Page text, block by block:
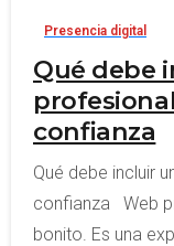
Presencia digital
Qué debe
confianza
Qué debe incluir
confianza Web
bonito. Es una